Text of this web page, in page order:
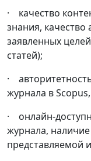
· качество
знания, качество
заявленных
статей);
·
журнала в
· онлайн-
журнала,
представляемой